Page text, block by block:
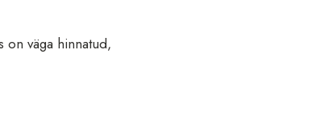
on väga hinnatud,